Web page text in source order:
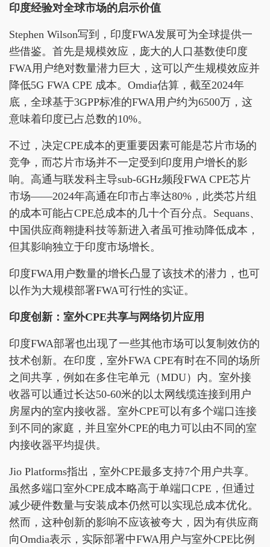
印度经验对全球市场的启示价值
Stephen Wilson写到，印度FWA发展可为全球提供一
些借鉴。首先是规模效应，庞大的人口基数使印度
FWA用户绝对数量潜力巨大，这可以产生规模效应并
降低5G FWA CPE 成本。Omdia估算，截至2024年
底，全球基于3GPP标准的FWA用户约为6500万，这
意味着印度已占总数的10%。
不过，决定CPE成本的更重要因素可能是芯片市场的
竞争，而芯片市场并不一定受到印度用户增长的影
响。高通与联发科主导sub-6GHz频段FWA CPE芯片
市场——2024年高通在印市占率达80%，此类芯片组
的成本可能占CPE总成本的几十个百分点。Sequans、
中国供应商翱捷科技等新进入者虽可推动降低成本，
但其影响独立于印度市场增长。
印度FWA用户数量的增长凸显了该技术的潜力，也可
以作为大规模部署FWA可行性的实证。
印度创新 ： 室外CPE共享与网络切片应用
印度FWA部署也出现了一些其他市场可以复制效仿的
技术创新。在印度，室外FWA CPE有时在不同的场所
之间共享，例如在多住宅单元（MDU）内。室外接
收器可以通过长达50-60米的以太网线缆连接到用户
房屋内的室内接收器。室外CPE可以有多个端口连接
到不同的家庭，并且室外CPE的电力可以由不同的室
内接收器平均提供。
Jio Platforms指出，室外CPE最多支持7个用户共享。
虽然多端口室外CPE成本略高于单端口CPE，但通过
减少硬件数量与安装成本仍然可以实现总成本优化。
然而，这种创新的影响不应该被夸大，因为有供应商
向Omdia表示，实际部署中FWA用户与室外CPE比例